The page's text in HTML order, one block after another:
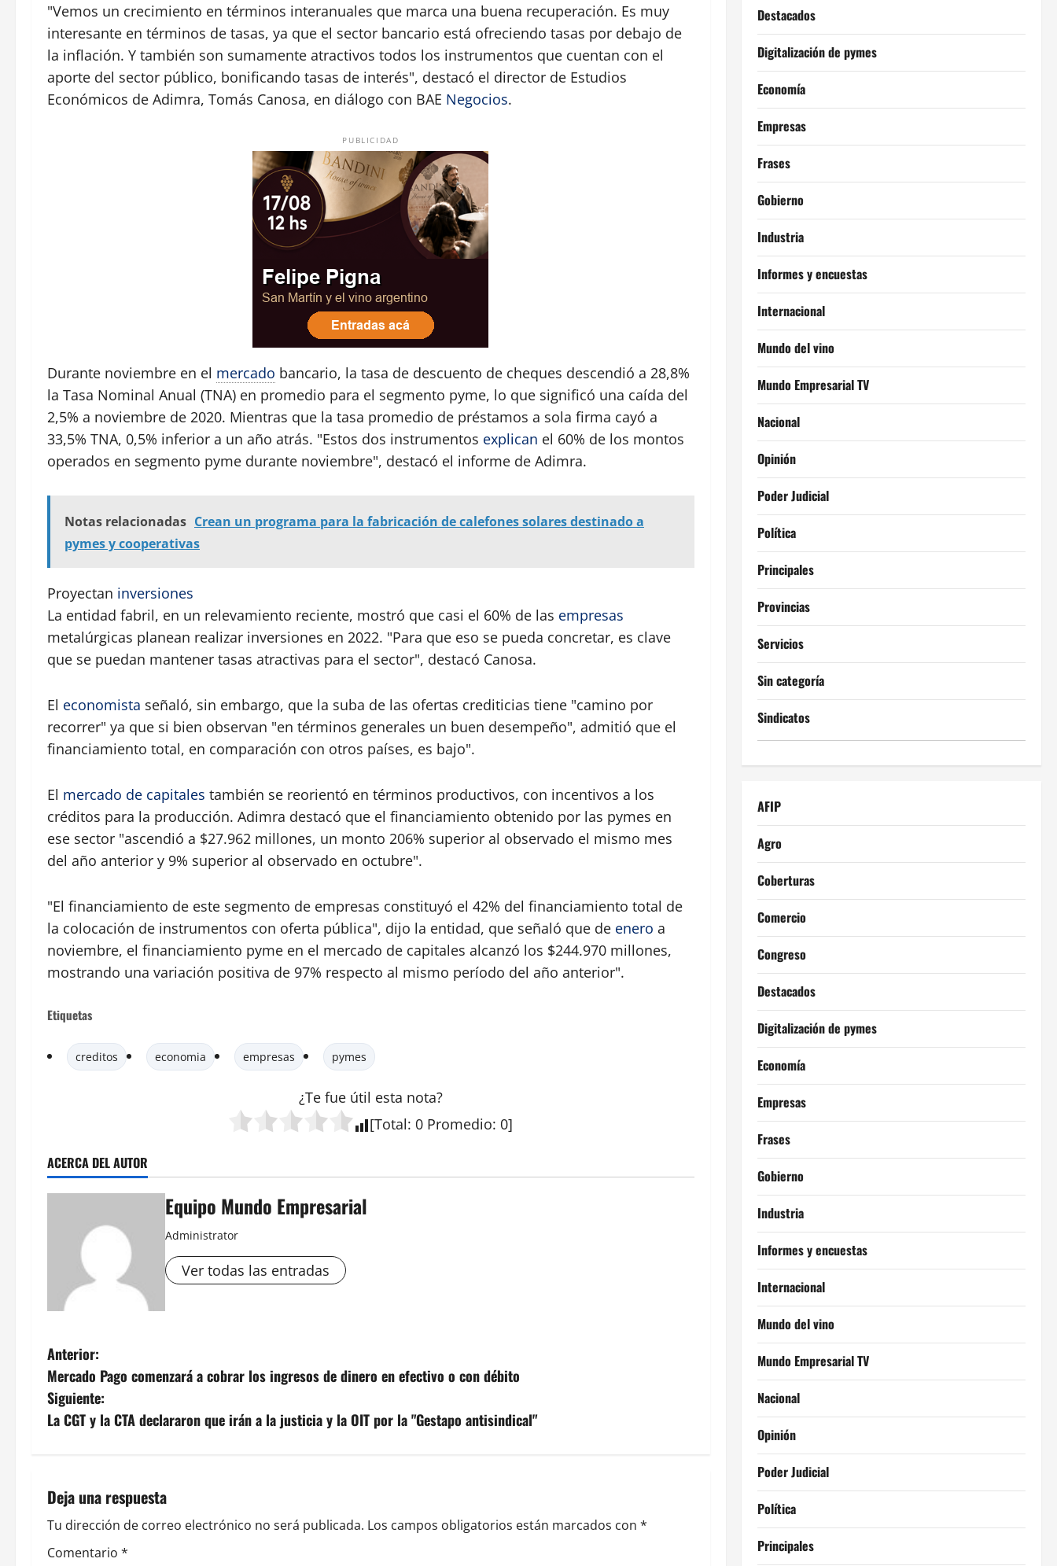
"Vemos un crecimiento en términos interanuales que marca una buena recuperación. Es muy
interesante en términos de tasas, ya que el sector bancario está ofreciendo tasas por debajo de
la inflación. Y también son sumamente atractivos todos los instrumentos que cuentan con el
aporte del sector público, bonificando tasas de interés", destacó el director de Estudios
Económicos de Adimra, Tomás Canosa, en diálogo con BAE Negocios.
PUBLICIDAD
Durante noviembre en el mercado bancario, la tasa de descuento de cheques descendió a 28,8%
la Tasa Nominal Anual (TNA) en promedio para el segmento pyme, lo que significó una caída del
2,5% a noviembre de 2020. Mientras que la tasa promedio de préstamos a sola firma cayó a
33,5% TNA, 0,5% inferior a un año atrás. "Estos dos instrumentos explican el 60% de los montos
operados en segmento pyme durante noviembre", destacó el informe de Adimra.
Notas relacionadas Crean un programa para la fabricación de calefones solares destinado a
pymes y cooperativas
Proyectan inversiones
La entidad fabril, en un relevamiento reciente, mostró que casi el 60% de las empresas
metalúrgicas planean realizar inversiones en 2022. "Para que eso se pueda concretar, es clave
que se puedan mantener tasas atractivas para el sector", destacó Canosa.
El economista señaló, sin embargo, que la suba de las ofertas crediticias tiene "camino por
recorrer" ya que si bien observan "en términos generales un buen desempeño", admitió que el
financiamiento total, en comparación con otros países, es bajo".
El mercado de capitales también se reorientó en términos productivos, con incentivos a los
créditos para la producción. Adimra destacó que el financiamiento obtenido por las pymes en
ese sector "ascendió a $27.962 millones, un monto 206% superior al observado el mismo mes
del año anterior y 9% superior al observado en octubre".
"El financiamiento de este segmento de empresas constituyó el 42% del financiamiento total de
la colocación de instrumentos con oferta pública", dijo la entidad, que señaló que de enero a
noviembre, el financiamiento pyme en el mercado de capitales alcanzó los $244.970 millones,
mostrando una variación positiva de 97% respecto al mismo período del año anterior".
Etiquetas
creditos economia empresas pymes
¿Te fue útil esta nota?
[Total: 0 Promedio: 0]
ACERCA DEL AUTOR
Equipo Mundo Empresarial
Administrator
Ver todas las entradas
N
a
v
g
a
c
Anterior:
Mercado Pago comenzará a cobrar los ingresos de dinero en efectivo o con débito
Siguiente:
La CGT y la CTA declararon que irán a la justicia y la OIT por la "Gestapo antisindical"
Deja una respuesta
Tu dirección de correo electrónico no será publicada. Los campos obligatorios están marcados con *
Comentario *
Destacados
Digitalización de pymes
Economía
Empresas
Frases
Gobierno
Industria
Informes y encuestas
Internacional
Mundo del vino
Mundo Empresarial TV
Nacional
Opinión
Poder Judicial
Política
Principales
Provincias
Servicios
Sin categoría
Sindicatos
AFIP
Agro
Coberturas
Comercio
Congreso
Destacados
Digitalización de pymes
Economía
Empresas
Frases
Gobierno
Industria
Informes y encuestas
Internacional
Mundo del vino
Mundo Empresarial TV
Nacional
Opinión
Poder Judicial
Política
Principales